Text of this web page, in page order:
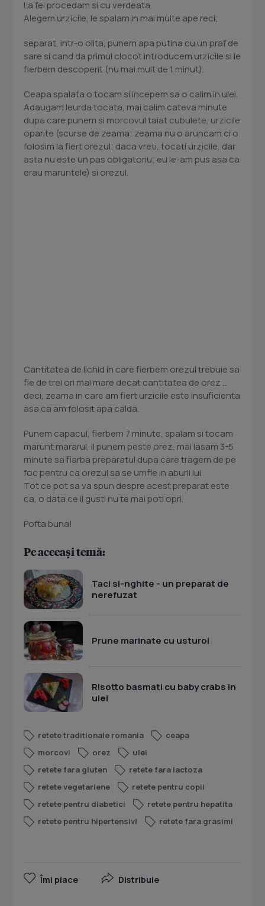
La fel procedam si cu verdeata.
Alegem urzicile, le spalam in mai multe ape reci;
separat, intr-o olita, punem apa putina cu un praf de
sare si cand da primul clocot introducem urzicile si le
fierbem descoperit (nu mai mult de 1 minut).
Ceapa spalata o tocam si incepem sa o calim in ulei.
Adaugam leurda tocata, mai calim cateva minute
dupa care punem si morcovul taiat cubulete, urzicile
oparite (scurse de zeama; zeama nu o aruncam ci o
folosim la fiert orezul; daca vreti, tocati urzicile, dar
asta nu este un pas obligatoriu; eu le-am pus asa ca
erau maruntele) si orezul.
Cantitatea de lichid in care fierbem orezul trebuie sa
fie de trei ori mai mare decat cantitatea de orez ...
deci, zeama in care am fiert urzicile este insuficienta
asa ca am folosit apa calda.
Punem capacul, fierbem 7 minute, spalam si tocam
marunt mararul, il punem peste orez, mai lasam 3-5
minute sa fiarba preparatul dupa care tragem de pe
foc pentru ca orezul sa se umfle in aburii lui.
Tot ce pot sa va spun despre acest preparat este
ca, o data ce il gusti nu te mai poti opri.
Pofta buna!
Pe aceeași temă:
Taci si-nghite - un preparat de
nerefuzat
Prune marinate cu usturoi
Risotto basmati cu baby crabs in
ulei
retete traditionale romania
ceapa
morcovi
orez
ulei
retete fara gluten
retete fara lactoza
retete vegetariene
retete pentru copii
retete pentru diabetici
retete pentru hepatita
retete pentru hipertensivi
retete fara grasimi
Îmi place Distribuie